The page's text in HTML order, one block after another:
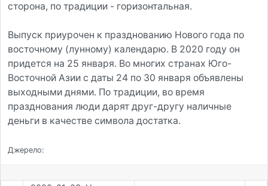
сторона, по традиции - горизонтальная.
Выпуск приурочен к празднованию Нового года по
восточному (лунному) календарю. В 2020 году он
придется на 25 января. Во многих странах Юго-
Восточной Азии с даты 24 по 30 января объявлены
выходными днями. По традиции, во время
празднования люди дарят друг-другу наличные
деньги в качестве символа достатка.
Джерело: